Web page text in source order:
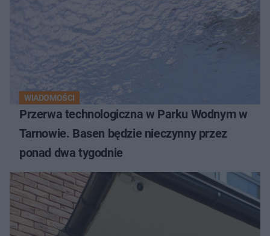
WIADOMOŚCI
Przerwa technologiczna w Parku Wodnym w
Tarnowie. Basen będzie nieczynny przez
ponad dwa tygodnie